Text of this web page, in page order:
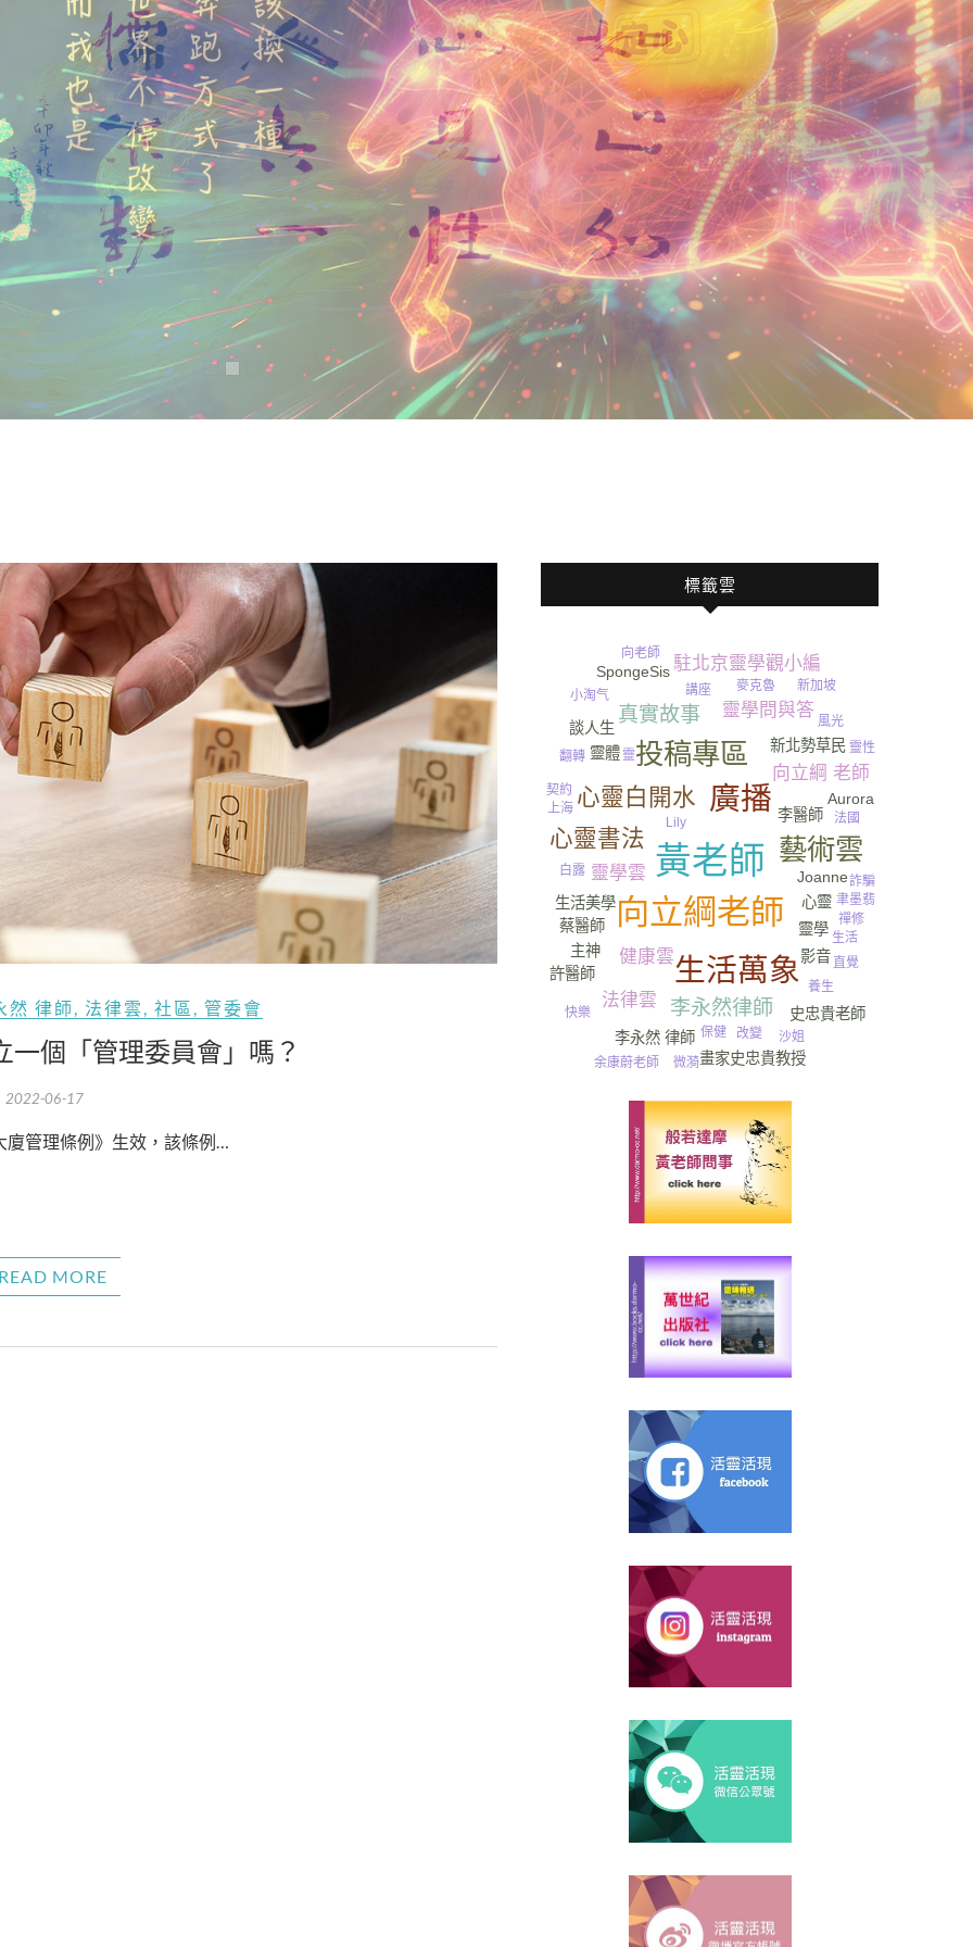
然 律師 法律雲 社區 管委會
一個「管理委員會」嗎？
2022-06-17
廈管理條例》生效，該條例…
MORE
標籤雲
黃老師
向立綱老師
廣播
生活萬象
投稿專區
藝術雲
心靈白開水
心靈書法
李永然律師
真實故事
健康雲
靈學問與答
駐北京靈學觀小編
靈學雲
向立綱 老師
法律雲
心靈
李醫師
靈體
畫家史忠貴教授
Joanne
新北勢草民
靈學
蔡醫師
SpongeSis
主神
李永然 律師
影音
談人生
史忠貴老師
生活美學
Aurora
許醫師
養生
保健
上海
Lily
白露
翻轉
沙姐
余康蔚老師
聿墨翡
講座
風光
生活
麥克魯
小淘气
新加坡
向老師
直覺
微漪
改變
法國
詐騙
靈 靈性
契約
禪修
快樂